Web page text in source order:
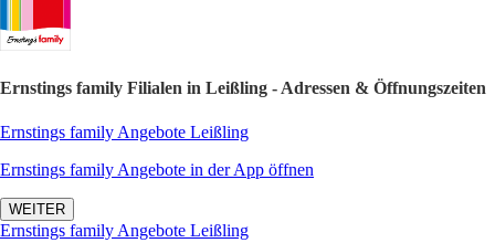
Ernstings family Filialen in Leißling - Adressen & Öffnungszeiten
Ernstings family Angebote Leißling
Ernstings family Angebote in der App öffnen
WEITER
Ernstings family Angebote Leißling